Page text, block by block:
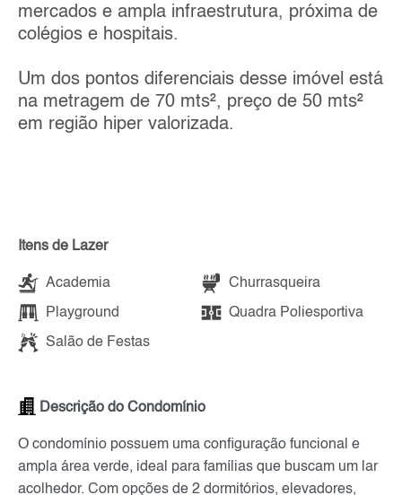
mercados e ampla infraestrutura, próxima de
colégios e hospitais.
Um dos pontos diferenciais desse imóvel está
na metragem de 70 mts², preço de 50 mts²
em região hiper valorizada.
Itens de Lazer
Academia Churrasqueira
Playground Quadra Poliesportiva
Salão de Festas
Descrição do Condomínio
O condomínio possuem uma configuração funcional e
ampla área verde, ideal para famílias que buscam um lar
acolhedor. Com opções de 2 dormitórios, elevadores,